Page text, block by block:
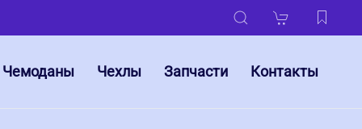
Чемоданы Чехлы Запчасти Контакты